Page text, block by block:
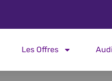
Les Offres